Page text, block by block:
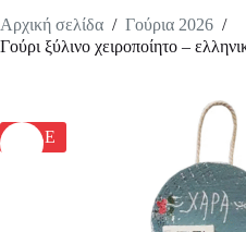
ε
ρ
Αρχική σελίδα / Γούρια 2026 /
Γούρι ξύλινο χειροποίητο –
SALE